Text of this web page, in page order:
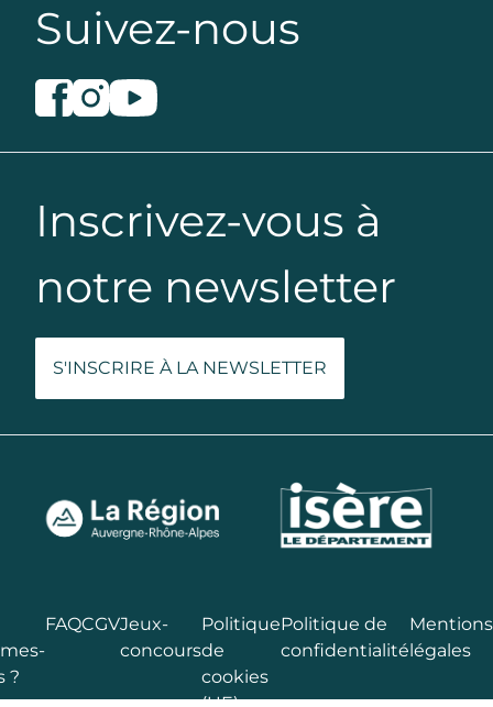
Suivez-nous
Inscrivez-vous à
notre newsletter
S'INSCRIRE À LA NEWSLETTER
?
FAQCGVJeux-
concours
Politique
de
cookies
(UE)
Politique de
confidentialité
Mentions
légales